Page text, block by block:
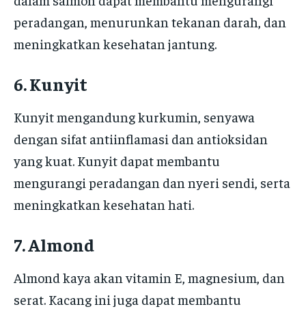
peradangan, menurunkan tekanan darah, dan
meningkatkan kesehatan jantung.
6. Kunyit
Kunyit mengandung kurkumin, senyawa
dengan sifat antiinflamasi dan antioksidan
yang kuat. Kunyit dapat membantu
mengurangi peradangan dan nyeri sendi, serta
meningkatkan kesehatan hati.
7. Almond
Almond kaya akan vitamin E, magnesium, dan
serat. Kacang ini juga dapat membantu